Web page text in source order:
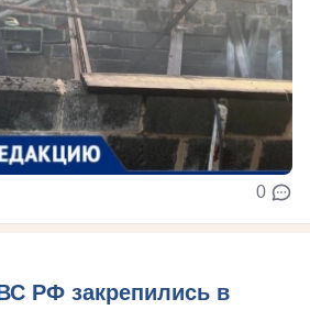
0
РФ закрепились в